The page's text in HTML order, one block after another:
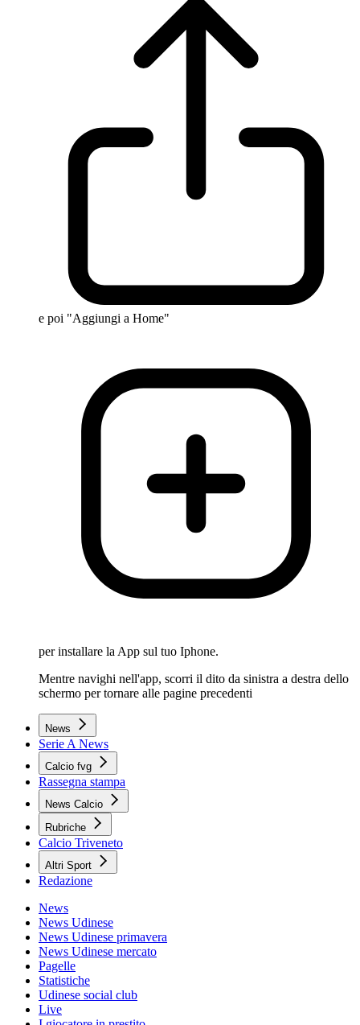
e poi "Aggiungi a Home"
per installare la App sul tuo Iphone.
Mentre navighi nell'app, scorri il dito da sinistra a destra dello
schermo per tornare alle pagine precedenti
News
Serie A News
Calcio fvg
Rassegna stampa
News Calcio
Rubriche
Calcio Triveneto
Altri Sport
Redazione
News
News Udinese
News Udinese primavera
News Udinese mercato
Pagelle
Statistiche
Udinese social club
Live